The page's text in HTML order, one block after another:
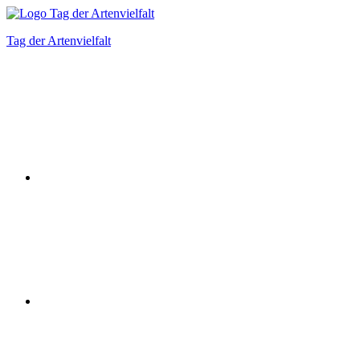
Zum
springen
Tag der Artenvielfalt